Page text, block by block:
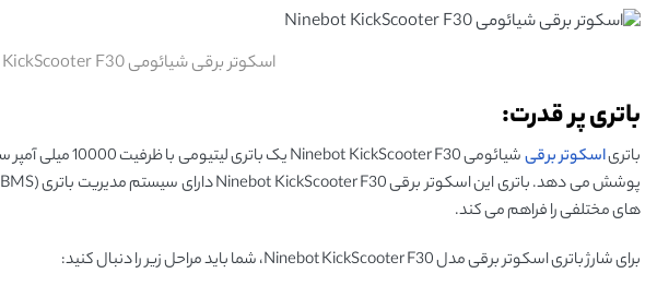
اسکوتر برقی شیائومی Ninebot KickScooter F30
باتری پر قدرت:
باتریاسکوتر برقی
‌های مختلفی را فراهم می‌ کند.
برای شارژ باتری اسکوتر برقی مدل Ninebot KickScooter F30، شما باید مراحل زیر را دنبال کنید: